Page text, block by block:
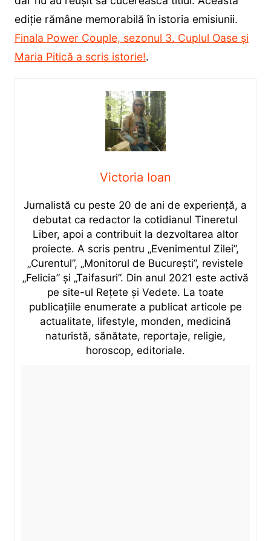
ediție rămâne memorabilă în istoria emisiunii.
Finala Power Couple, sezonul 3. Cuplul Oase și
Maria Pitică a scris istorie!.
Victoria Ioan
Jurnalistă cu peste 20 de ani de experiență, a
debutat ca redactor la cotidianul Tineretul
Liber, apoi a contribuit la dezvoltarea altor
proiecte. A scris pentru „Evenimentul Zilei”,
„Curentul”, „Monitorul de București”, revistele
„Felicia” și „Taifasuri”. Din anul 2021 este activă
pe site-ul Rețete și Vedete. La toate
publicațiile enumerate a publicat articole pe
actualitate, lifestyle, monden, medicină
naturistă, sănătate, reportaje, religie,
horoscop, editoriale.